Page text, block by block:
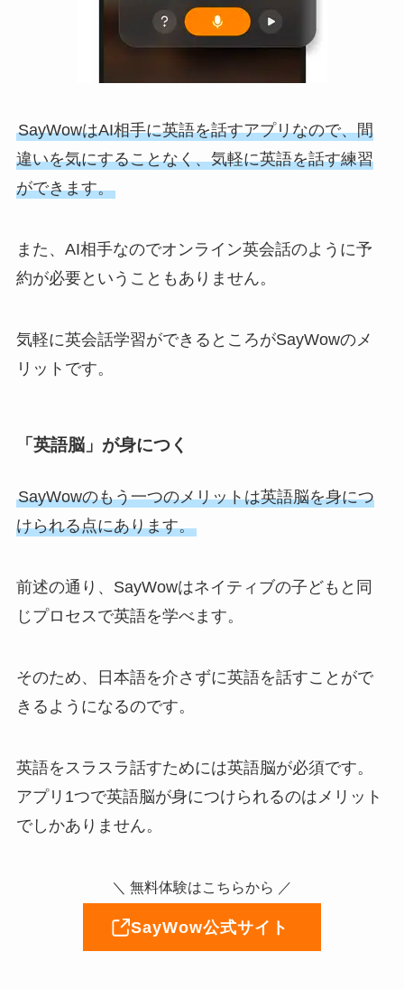
SayWowはAI相手に英語を話すアプリなので、間
違いを気にすることなく、気軽に英語を話す練習
ができます。
また、AI相手なのでオンライン英会話のように予
約が必要ということもありません。
気軽に英会話学習ができるところがSayWowのメ
リットです。
「英語脳」が身につく
SayWowのもう一つのメリットは英語脳を身につ
けられる点にあります。
前述の通り、SayWowはネイティブの子どもと同
じプロセスで英語を学べます。
そのため、日本語を介さずに英語を話すことがで
きるようになるのです。
英語をスラスラ話すためには英語脳が必須です。
アプリ1つで英語脳が身につけられるのはメリット
でしかありません。
＼ 無料体験はこちらから ／
SayWow公式サイト